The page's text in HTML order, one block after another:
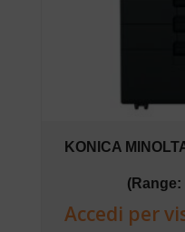
KONICA
(Range:
Accedi per